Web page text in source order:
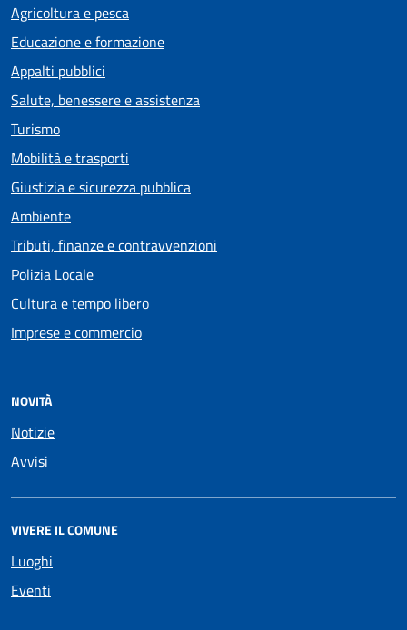
Agricoltura e pesca
Educazione e formazione
Appalti pubblici
Salute, benessere e assistenza
Turismo
Mobilità e trasporti
Giustizia e sicurezza pubblica
Ambiente
Tributi, finanze e contravvenzioni
Polizia Locale
Cultura e tempo libero
Imprese e commercio
NOVITÀ
Notizie
Avvisi
VIVERE IL COMUNE
Luoghi
Eventi